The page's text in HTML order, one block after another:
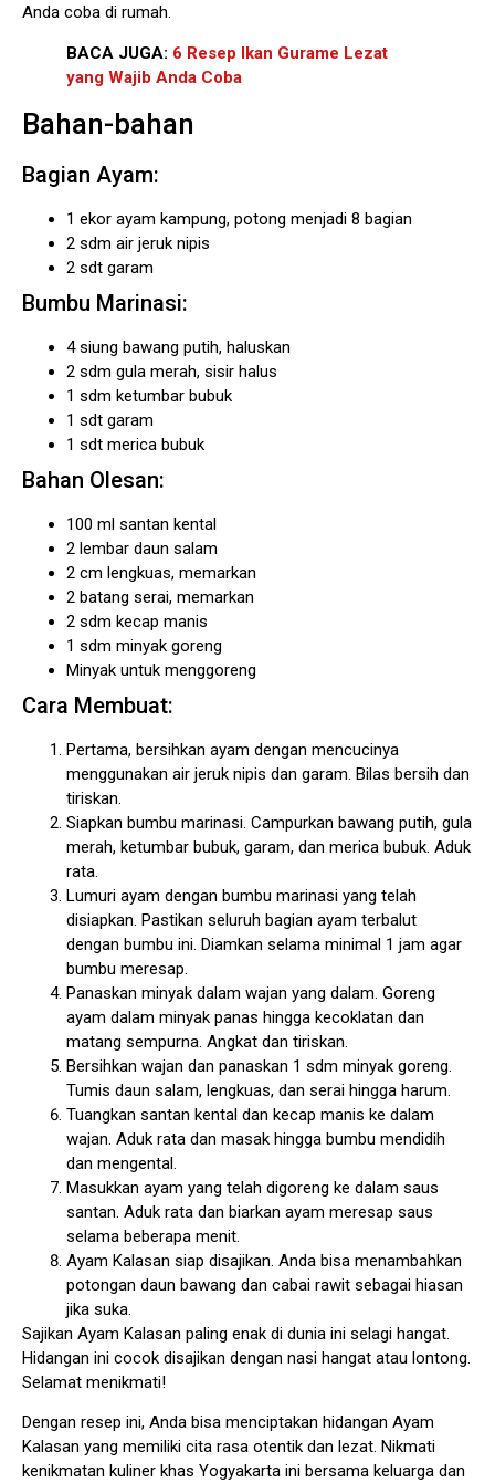
Anda coba di rumah.
BACA JUGA: 6 Resep Ikan Gurame Lezat
yang Wajib Anda Coba
Bahan-bahan
Bagian Ayam:
1 ekor ayam kampung, potong menjadi 8 bagian
2 sdm air jeruk nipis
2 sdt garam
Bumbu Marinasi:
4 siung bawang putih, haluskan
2 sdm gula merah, sisir halus
1 sdm ketumbar bubuk
1 sdt garam
1 sdt merica bubuk
Bahan Olesan:
100 ml santan kental
2 lembar daun salam
2 cm lengkuas, memarkan
2 batang serai, memarkan
2 sdm kecap manis
1 sdm minyak goreng
Minyak untuk menggoreng
Cara Membuat:
Pertama, bersihkan ayam dengan mencucinya
menggunakan air jeruk nipis dan garam. Bilas bersih dan
tiriskan.
Siapkan bumbu marinasi. Campurkan bawang putih, gula
merah, ketumbar bubuk, garam, dan merica bubuk. Aduk
rata.
Lumuri ayam dengan bumbu marinasi yang telah
disiapkan. Pastikan seluruh bagian ayam terbalut
dengan bumbu ini. Diamkan selama minimal 1 jam agar
bumbu meresap.
Panaskan minyak dalam wajan yang dalam. Goreng
ayam dalam minyak panas hingga kecoklatan dan
matang sempurna. Angkat dan tiriskan.
Bersihkan wajan dan panaskan 1 sdm minyak goreng.
Tumis daun salam, lengkuas, dan serai hingga harum.
Tuangkan santan kental dan kecap manis ke dalam
wajan. Aduk rata dan masak hingga bumbu mendidih
dan mengental.
Masukkan ayam yang telah digoreng ke dalam saus
santan. Aduk rata dan biarkan ayam meresap saus
selama beberapa menit.
Ayam Kalasan siap disajikan. Anda bisa menambahkan
potongan daun bawang dan cabai rawit sebagai hiasan
jika suka.
Sajikan Ayam Kalasan paling enak di dunia ini selagi hangat.
Hidangan ini cocok disajikan dengan nasi hangat atau lontong.
Selamat menikmati!
Dengan resep ini, Anda bisa menciptakan hidangan Ayam
Kalasan yang memiliki cita rasa otentik dan lezat. Nikmati
kenikmatan kuliner khas Yogyakarta ini bersama keluarga dan